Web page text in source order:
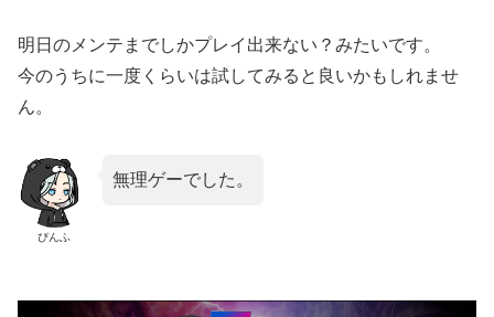
明日のメンテまでしかプレイ出来ない？みたいです。
今のうちに一度くらいは試してみると良いかもしれませ
ん。
ぴんふ
無理ゲーでした。